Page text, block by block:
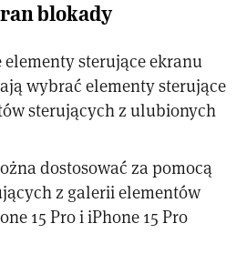
blokady
sterujące ekranu
wybrać elementy sterujące
sterujących z ulubionych
dostosować za pomocą
z galerii elementów
15 Pro i iPhone 15 Pro